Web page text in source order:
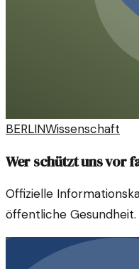
BERLINWissenschaft
Wer schützt uns vor
Offizielle
öffentliche
Quelle für Ernährung?
Realität.